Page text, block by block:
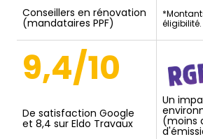
Conseillers en rénovation
(mandataires PPF)
éligibilité.
9,4/10
De satisfaction Google
et 8,4 sur Eldo Travaux
Un
(moins